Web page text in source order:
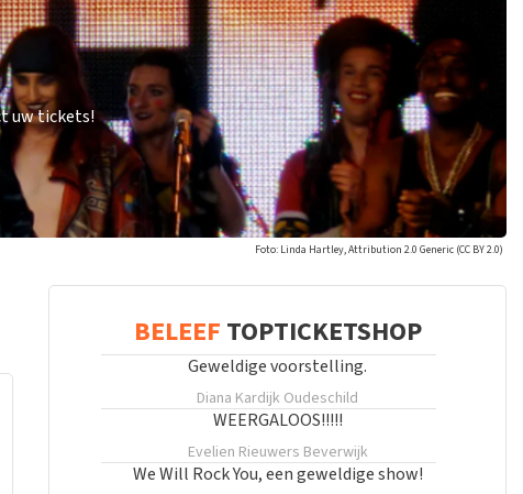
uw tickets!
Foto: Linda Hartley, Attribution 2.0 Generic (CC BY 2.0)
BELEEF TOPTICKETSHOP
Geweldige voorstelling.
Diana Kardijk Oudeschild
WEERGALOOS!!!!!
Evelien Rieuwers Beverwijk
We Will Rock You, een geweldige show!